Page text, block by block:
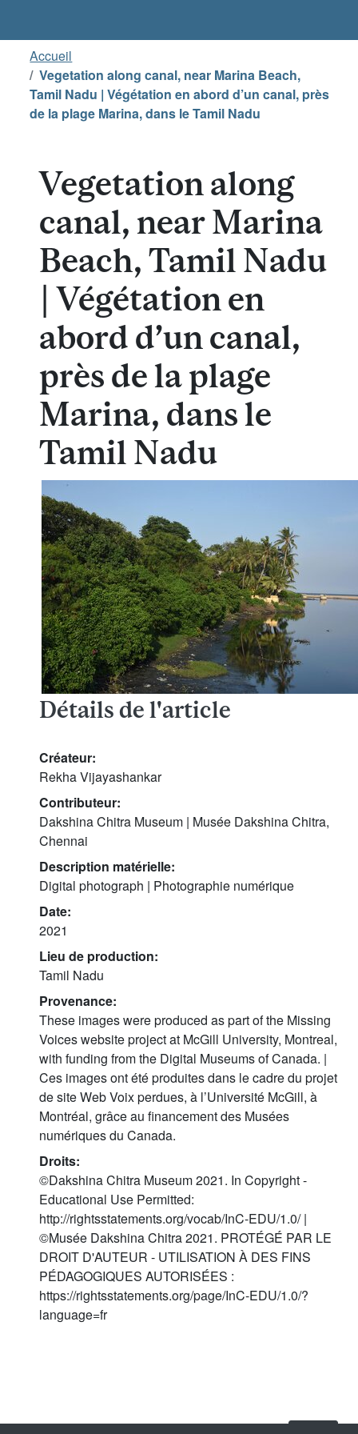
Accueil
Vegetation along canal, near Marina Beach,
Tamil Nadu | Végétation en abord d’un canal, près
de la plage Marina, dans le Tamil Nadu
Vegetation along
canal, near Marina
Beach, Tamil Nadu
| Végétation en
abord d’un canal,
près de la plage
Marina, dans le
Tamil Nadu
Détails de l'article
Créateur:
Rekha Vijayashankar
Contributeur:
Dakshina Chitra Museum | Musée Dakshina Chitra,
Chennai
Description matérielle:
Digital photograph | Photographie numérique
Date:
2021
Lieu de production:
Tamil Nadu
Provenance:
These images were produced as part of the Missing
Voices website project at McGill University, Montreal,
with funding from the Digital Museums of Canada. |
Ces images ont été produites dans le cadre du projet
de site Web Voix perdues, à l’Université McGill, à
Montréal, grâce au financement des Musées
numériques du Canada.
Droits:
©Dakshina Chitra Museum 2021. In Copyright -
Educational Use Permitted:
http://rightsstatements.org/vocab/InC-EDU/1.0/ |
©Musée Dakshina Chitra 2021. PROTÉGÉ PAR LE
DROIT D'AUTEUR - UTILISATION À DES FINS
PÉDAGOGIQUES AUTORISÉES :
https://rightsstatements.org/page/InC-EDU/1.0/?
language=fr